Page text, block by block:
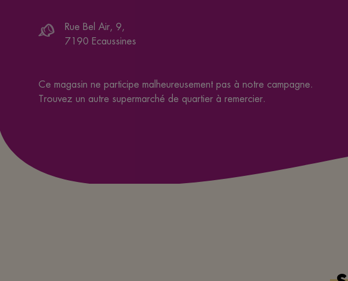
Rue Bel Air, 9,
7190 Ecaussines
Ce magasin ne participe malheureusement pas à notre campagne.
Trouvez un autre supermarché de quartier à remercier.